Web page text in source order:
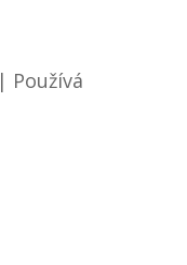
| Používá